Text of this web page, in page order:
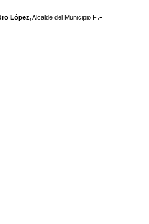
López,Alcalde del Municipio F.-